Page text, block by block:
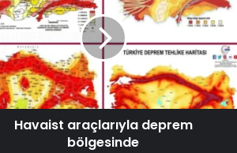
Havaist araçlarıyla deprem
bölgesinde